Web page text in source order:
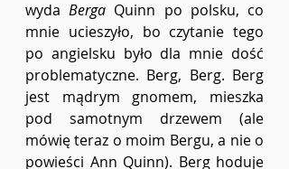
wyda Berga Quinn po polsku, co
mnie ucieszyło, bo czytanie tego
po angielsku było dla mnie dość
problematyczne. Berg, Berg. Berg
jest mądrym gnomem, mieszka
pod samotnym drzewem (ale
mówię teraz o moim Bergu, a nie o
powieści Ann Quinn). Berg hoduje